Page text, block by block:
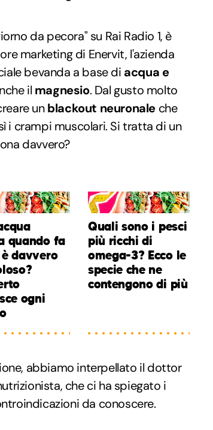
da pecora" su Rai Radio 1, è
marketing di Enervit, l'azienda
bevanda a base di acqua e
il magnesio. Dal gusto molto
unblackout neuronale che
i crampi muscolari. Si tratta di un
davvero?
quando fa
davvero
ogni
Quali sono i pesci
più ricchi di
omega-3? Ecco le
specie che ne
contengono di più
abbiamo interpellato il dottor
che ci ha spiegato i
da conoscere.